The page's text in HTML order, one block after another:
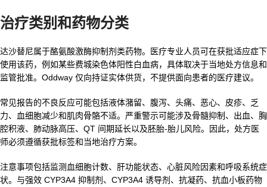
治疗类别和药物分类
达沙替尼属于酪氨酸激酶抑制剂类药物。医疗专业人员可在获批适应症下
使用该药，例如某些费城染色体阳性白血病，具体取决于当地处方信息和
监管批准。Oddway 仅向持证实体供货，不提供面向患者的医疗建议。
常见报告的不良反应可能包括液体潴留、腹泻、头痛、恶心、皮疹、乏
力、血细胞减少和肌肉骨骼不适。严重警示可能涉及骨髓抑制、出血、胸
腔积液、肺动脉高压、QT 间期延长以及胚胎-胎儿风险。因此，处方医
师必须遵循获批标签和当地治疗方案。
注意事项包括监测血细胞计数、肝功能状态、心脏风险因素和呼吸系统症
状。与强效 CYP3A4 抑制剂、CYP3A4 诱导剂、抗凝药、抗血小板药物